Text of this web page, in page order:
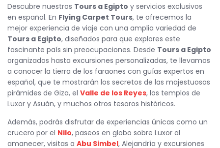
Descubre nuestros Tours a Egipto y servicios exclusivos
en español. En Flying Carpet Tours, te ofrecemos la
mejor experiencia de viaje con una amplia variedad de
Tours a Egipto, diseñados para que explores este
fascinante país sin preocupaciones. Desde Tours a Egipto
organizados hasta excursiones personalizadas, te llevamos
a conocer la tierra de los faraones con guías expertos en
español, que te mostrarán los secretos de las majestuosas
pirámides de Giza, el Valle de los Reyes, los templos de
Luxor y Asuán, y muchos otros tesoros históricos.
Además, podrás disfrutar de experiencias únicas como un
crucero por el Nilo, paseos en globo sobre Luxor al
amanecer, visitas a Abu Simbel, Alejandría y excursiones